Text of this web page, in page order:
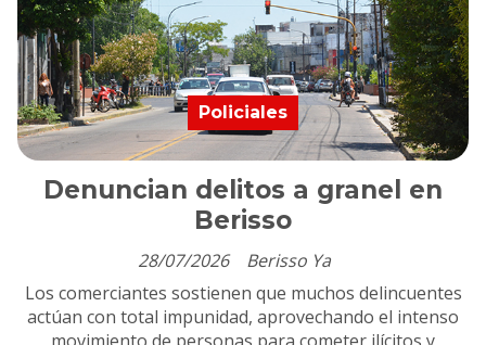
Denuncian delitos a granel en
Berisso
Berisso Ya
Policiales
28/07/2026
Los comerciantes sostienen que muchos delincuentes
actúan con total impunidad, aprovechando el intenso